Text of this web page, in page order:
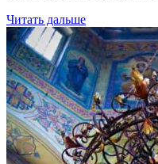
Читать дальше